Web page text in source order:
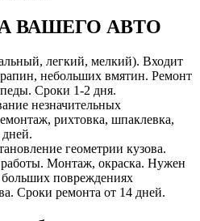
ВАШЕГО АВТО
легкий, мелкий). Входит
небольших вмятин. Ремонт
Сроки 1-2 дня.
незначительных
рихтовка, шпаклевка,
геометрии кузова.
Монтаж, окраска. Нужен
повреждениях
Сроки ремонта от 14 дней.